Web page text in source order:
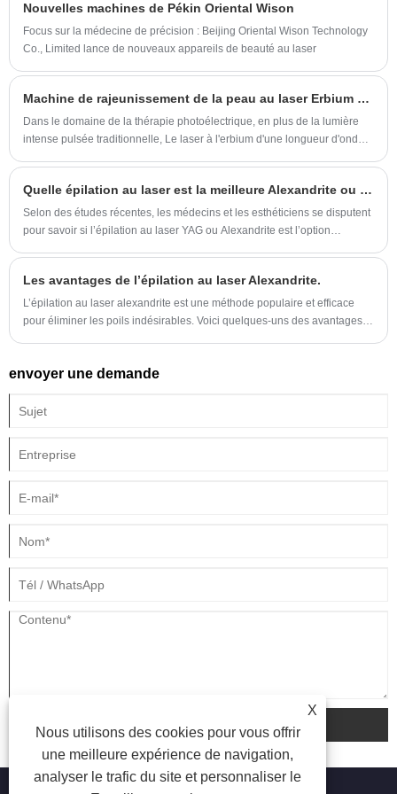
à l'aide de longues impulsions qui sont
transformée en chaleur dans les tissus. La
chaleur a un impact sur le système vasculaire
des lésions. Et le laser à impulsion longue ND
YAG 1064 nm d'Oriental Wison a été approuvé
CE et ISO pour une utilisation sur les personnes
à la peau bronzée et ethnique.
forme aux professionnels de l'industrie de Turquie et de l'étranger pour
créer de nouvelles opportunités commerciales et de partenariat.
Nouvelles machines de Pékin Oriental Wison
Focus sur la médecine de précision : Beijing Oriental Wison Technology
Co., Limited lance de nouveaux appareils de beauté au laser
Machine de rajeunissement de la peau au laser Erbium 2940nm
Dans le domaine de la thérapie photoélectrique, en plus de la lumière
intense pulsée traditionnelle, Le laser à l'erbium d'une longueur d'onde
Quelle épilation au laser est la meilleure Alexandrite ou YAG ?
Selon des études récentes, les médecins et les esthéticiens se disputent
pour savoir si l’épilation au laser YAG ou Alexandrite est l’option
des inconvénients.
Les avantages de l’épilation au laser Alexandrite.
L’épilation au laser alexandrite est une méthode populaire et efficace
pour éliminer les poils indésirables. Voici quelques-uns des avantages
envoyer une demande
soumettre
X
Nous utilisons des cookies pour vous offrir
une meilleure expérience de navigation,
analyser le trafic du site et personnaliser le